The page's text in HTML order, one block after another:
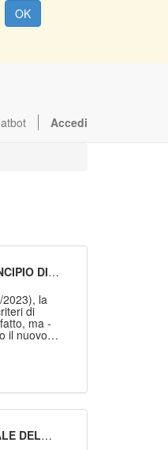
OK
Accedi
DI
2023), la
di
ma -
il nuovo
atti
possono
inutilità e
degli
DEL